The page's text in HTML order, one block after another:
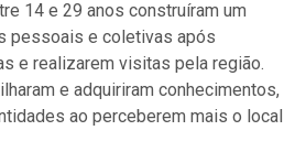
14 e 29 anos construíram um
pessoais e coletivas após
e realizarem visitas pela região.
e adquiriram conhecimentos,
ao perceberem mais o local